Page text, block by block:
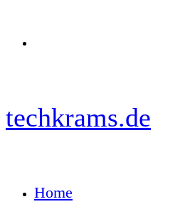
techkrams.de
Home